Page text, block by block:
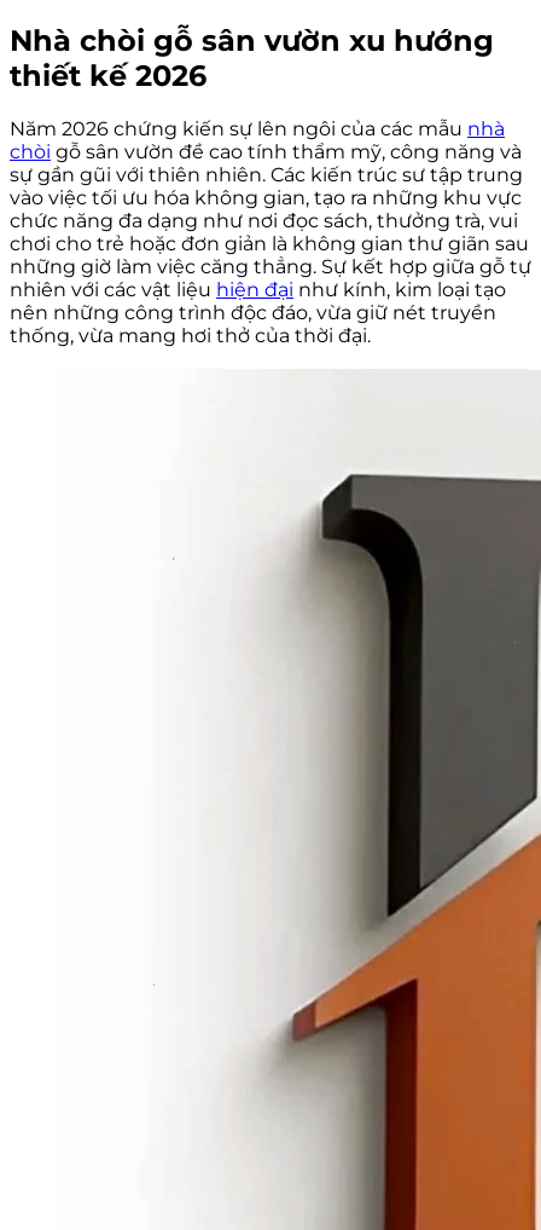
Nhà chòi gỗ sân vườn xu hướng
thiết kế 2026
Năm 2026 chứng kiến sự lên ngôi của các mẫu nhà
chòi gỗ sân vườn đề cao tính thẩm mỹ, công năng và
sự gần gũi với thiên nhiên. Các kiến trúc sư tập trung
vào việc tối ưu hóa không gian, tạo ra những khu vực
chức năng đa dạng như nơi đọc sách, thưởng trà, vui
chơi cho trẻ hoặc đơn giản là không gian thư giãn sau
những giờ làm việc căng thẳng. Sự kết hợp giữa gỗ tự
nhiên với các vật liệu hiện đại như kính, kim loại tạo
nên những công trình độc đáo, vừa giữ nét truyền
thống, vừa mang hơi thở của thời đại.